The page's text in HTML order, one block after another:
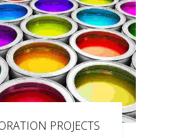
PROJECTS